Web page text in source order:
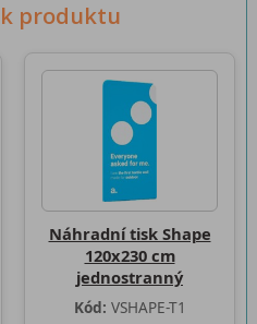
produktu
Náhradní tisk Shape
120x230 cm
jednostranný
Kód: VSHAPE-T1